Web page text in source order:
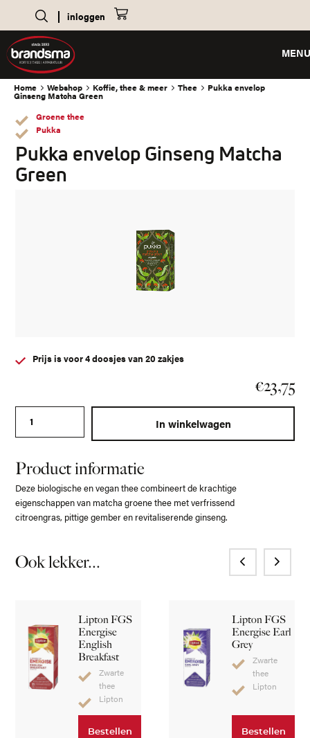
inloggen
MENU
Home Webshop Koffie, thee & meer Thee Pukka envelop
Ginseng Matcha Green
Groene thee
Pukka
Pukka envelop Ginseng Matcha
Green
Prijs is voor 4 doosjes van 20 zakjes
€23,75
In winkelwagen
Product informatie
Deze biologische en vegan thee combineert de krachtige
eigenschappen van matcha groene thee met verfrissend
citroengras, pittige gember en revitaliserende ginseng.
Ook lekker...
Lipton FGS
Energise
English
Breakfast
Zwarte
thee
Lipton
Bestellen
Lipton FGS
Energise Earl
Grey
Zwarte
thee
Lipton
Bestellen